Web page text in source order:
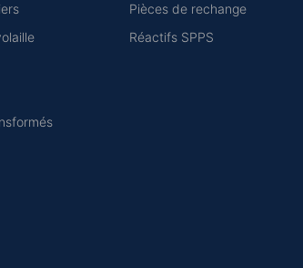
Pièces de rechange
Réactifs SPPS